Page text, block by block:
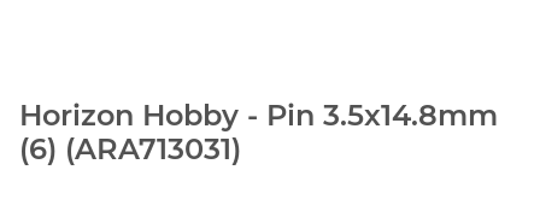
Horizon Hobby - Pin 3.5x14.8mm
(6) (ARA713031)